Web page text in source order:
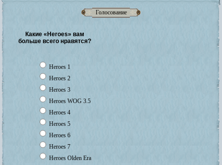
Голосование
Какие «Heroes» вам
больше всего нравятся?
Heroes 1
Heroes 2
Heroes 3
Heroes WOG 3.5
Heroes 4
Heroes 5
Heroes 6
Heroes 7
Heroes Olden Era